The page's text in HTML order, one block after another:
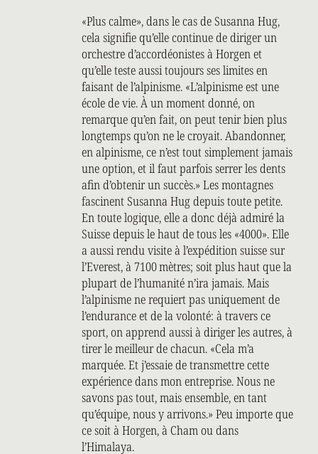
«Plus calme», dans le cas de Susanna Hug,
cela signifie qu’elle continue de diriger un
orchestre d’accordéonistes à Horgen et
qu’elle teste aussi toujours ses limites en
faisant de l’alpinisme. «L’alpinisme est une
école de vie. À un moment donné, on
remarque qu’en fait, on peut tenir bien plus
longtemps qu’on ne le croyait. Abandonner,
en alpinisme, ce n’est tout simplement jamais
une option, et il faut parfois serrer les dents
afin d’obtenir un succès.» Les montagnes
fascinent Susanna Hug depuis toute petite.
En toute logique, elle a donc déjà admiré la
Suisse depuis le haut de tous les «4000». Elle
a aussi rendu visite à l’expédition suisse sur
l’Everest, à 7100 mètres; soit plus haut que la
plupart de l’humanité n’ira jamais. Mais
l’alpinisme ne requiert pas uniquement de
l’endurance et de la volonté: à travers ce
sport, on apprend aussi à diriger les autres, à
tirer le meilleur de chacun. «Cela m’a
marquée. Et j’essaie de transmettre cette
expérience dans mon entreprise. Nous ne
savons pas tout, mais ensemble, en tant
qu’équipe, nous y arrivons.» Peu importe que
ce soit à Horgen, à Cham ou dans
l’Himalaya.